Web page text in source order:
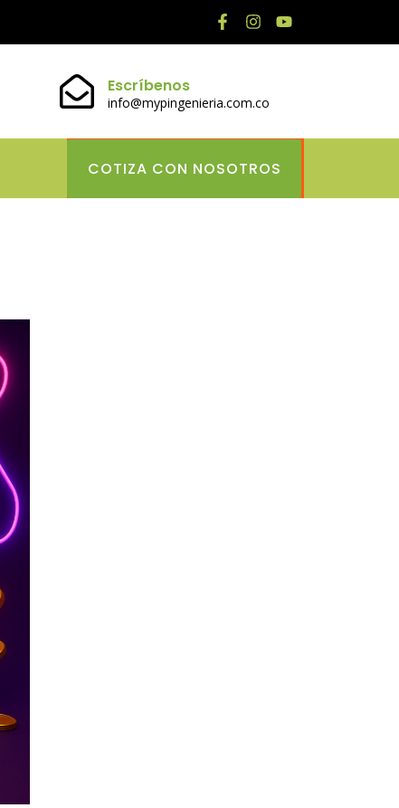
Escríbenos
info@mypingenieria.com.co
COTIZA CON NOSOTROS